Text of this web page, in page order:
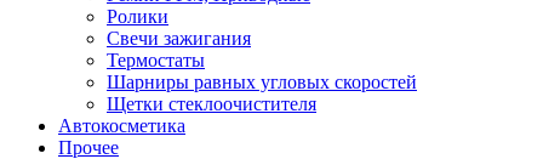
Ролики
Свечи зажигания
Термостаты
Шарниры равных угловых скоростей
Щетки стеклоочистителя
Автокосметика
Прочее